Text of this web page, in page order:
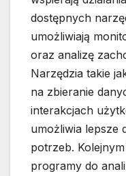
dostępnych
umożliwiają
oraz analizę
Narzędzia takie
na zbieranie
interakcjach
umożliwia lepsze
potrzeb.
programy do